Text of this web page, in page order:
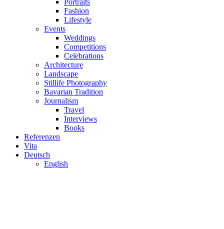
Portraits
Fashion
Lifestyle
Events
Weddings
Competitions
Celebrations
Architecture
Landscape
Stillife Photography
Bavarian Tradition
Journalism
Travel
Interviews
Books
Referenzen
Vita
Deutsch
English